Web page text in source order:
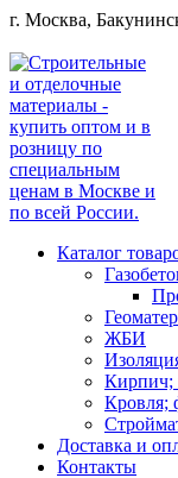
Перейти
содержанию
г. Москва,
Каталог
ЖБИ
Кирпич;
Кровля;
Доставка и
Контакты